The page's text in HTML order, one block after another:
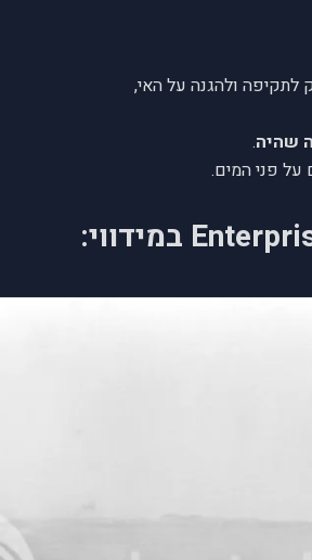
לתקיפה ולהגנה על האי,
שהיה.
על פני המים.